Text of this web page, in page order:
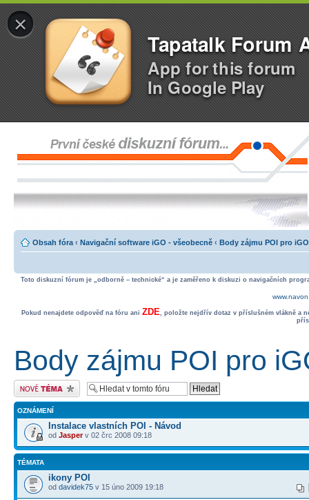
×
Tapatalk Forum
App for this forum
In Google Play
Obsah fóra ‹ Navigační software iGO - všeobecně ‹ Body zájmu POI pro iGO
Toto diskuzní fórum je „odborně – technické“ a je zaměřeno k diskuzi o navigačních
Pokud nenajdete odpověď na fóru ani ZDE, položte nejdřív dotaz v příslušném vlákně a
Body zájmu POI pro
Odeslat nové téma
OZNÁMENÍ
Instalace vlastních POI - Návod
od Jasperv 02 črc 2008 09:18
TÉMATA
ikony POI
od davidek75 v 15 úno 2009 19:18